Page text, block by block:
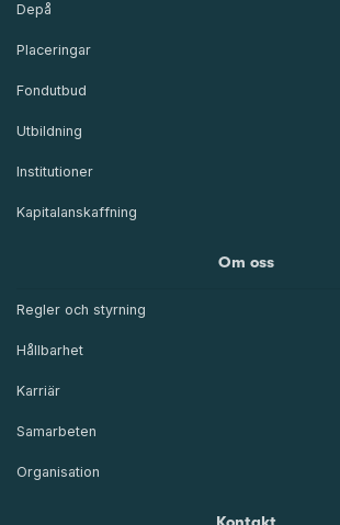
Depå
Placeringar
Fondutbud
Utbildning
Institutioner
Kapitalanskaffning
Om oss
Regler och styrning
Hållbarhet
Karriär
Samarbeten
Organisation